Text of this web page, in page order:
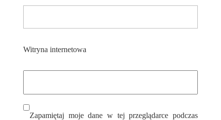
Witryna internetowa
Zapamiętaj moje dane w tej przeglądarce podczas